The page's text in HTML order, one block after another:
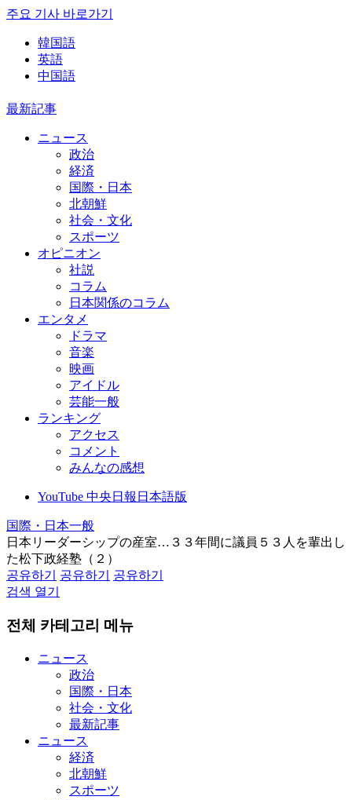
주요 기사 바로가기
韓国語
英語
中国語
最新記事
ニュース
政治
経済
国際・日本
北朝鮮
社会・文化
スポーツ
オピニオン
社説
コラム
日本関係のコラム
エンタメ
ドラマ
音楽
映画
アイドル
芸能一般
ランキング
アクセス
コメント
みんなの感想
YouTube 中央日報日本語版
国際・日本一般
日本リーダーシップの産室…３３年間に議員５３人を輩出し
た松下政経塾（２）
공유하기
공유하기
공유하기
검색 열기
전체 카테고리 메뉴
ニュース
政治
国際・日本
社会・文化
最新記事
ニュース
経済
北朝鮮
スポーツ